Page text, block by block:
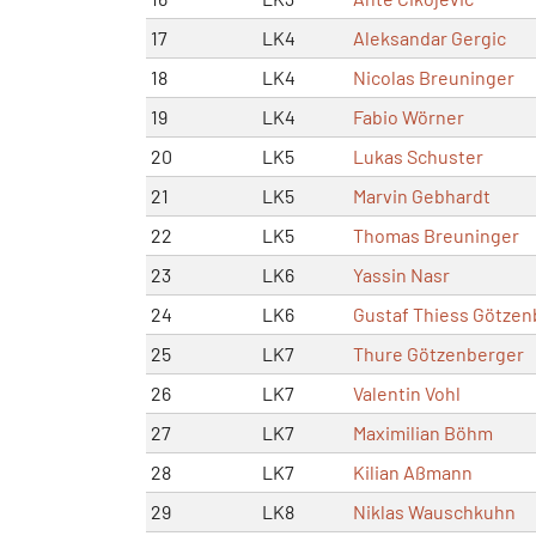
17
LK4 Aleksandar Gergic
18
LK4 Nicolas Breuninger
19
LK4 Fabio Wörner
20
LK5 Lukas Schuster
21
LK5 Marvin Gebhardt
22
LK5 Thomas Breuninger
23
LK6 Yassin Nasr
24
LK6 Gustaf Thiess
25
LK7 Thure Götzenberger
26
LK7 Valentin Vohl
27
LK7 Maximilian Böhm
28
LK7 Kilian Aßmann
29
LK8 Niklas Wauschkuhn